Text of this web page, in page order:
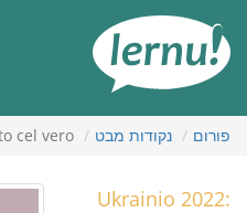
העניינים
פורום נקודות מבט cel vero
Ukrainio 2022: